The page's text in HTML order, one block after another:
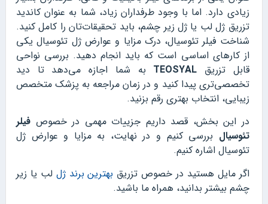
زیادی دارد. اما با وجود طرفداران زیاد، شما به عنوان کاندید
تزریق ژل لب یا ژل زیر چشم، باید تحقیقات‌تان را کامل کنید.
شناخت فیلر تئوسیال، درک مزایا و عوارض ژل تئوسیال یکی
از کارهای اساسی است که باید انجام دهید. بررسی نواحی
قابل تزریق TEOSYAL به شما اجازه می‌دهد تا دید
تخصصی‌تری پیدا کنید و در زمان مراجعه به پزشک متخصص
زیبایی، انتخاب بهتری رقم بزنید.
در این بخش، قصد داریم جزییات مهمی در خصوص فیلر
تئوسیال بررسی کنیم و در نهایت، به مزایا و عوارض ژل
تئوسیال اشاره کنیم.
اگر مایل هستید در خصوص تزریق بهترین برند ژل لب یا زیر
چشم بیشتر بدانید، همراه ما باشید.